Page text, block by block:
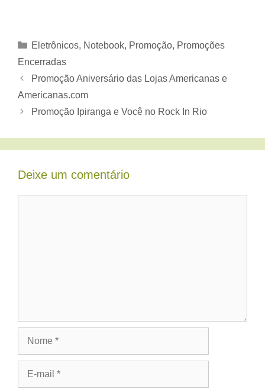
Categorias
Eletrônicos, Notebook, Promoção, Promoções
Encerradas
Promoção Aniversário das Lojas Americanas e
Americanas.com
Promoção Ipiranga e Você no Rock In Rio
Deixe um comentário